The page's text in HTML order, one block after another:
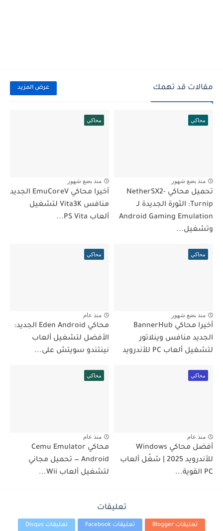
مقالات قد تهمك عرض المزيد
محاكي
منذ بضع شهور
تحميل محاكي NetherSX2-
Turnip: الثورة الجديدة لـ
Android Gaming Emulation
وتشغيل...
محاكي
منذ بضع شهور
أخيرا محاكي EmuCoreV الجديد
منافس Vita3K لتشغيل
ألعاب PS Vita...
محاكي
منذ بضع شهور
أخيرا محاكي BannerHub
الجديد منافس وينلاتور
لتشغيل ألعاب PC للأندرويد
محاكي
منذ عام
محاكي Eden Android الجديد:
الأفضل لتشغيل ألعاب
نينتندو سويتش على...
محاكي
منذ عام
أفضل محاكي Windows
للأندرويد 2025 | شغّل ألعاب
PC القوية...
محاكي
منذ عام
محاكي Cemu Emulator
Android — تحميل مجاني
لتشغيل ألعاب Wii...
تعليقات
تعليقات Blogger تعليقات Facebook تعليقات Disqus